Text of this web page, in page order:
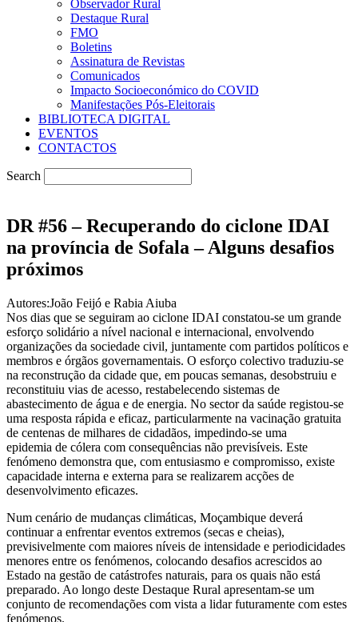
Observador Rural
Destaque Rural
FMO
Boletins
Assinatura de Revistas
Comunicados
Impacto Socioeconómico do COVID
Manifestações Pós-Eleitorais
BIBLIOTECA DIGITAL
EVENTOS
CONTACTOS
Search
DR #56 – Recuperando do ciclone IDAI
na província de Sofala – Alguns desafios
próximos
Autores:João Feijó e Rabia Aiuba
Nos dias que se seguiram ao ciclone IDAI constatou-se um grande
esforço solidário a nível nacional e internacional, envolvendo
organizações da sociedade civil, juntamente com partidos políticos e
membros e órgãos governamentais. O esforço colectivo traduziu-se
na reconstrução da cidade que, em poucas semanas, desobstruiu e
reconstituiu vias de acesso, restabelecendo sistemas de
abastecimento de água e de energia. No sector da saúde registou-se
uma resposta rápida e eficaz, particularmente na vacinação gratuita
de centenas de milhares de cidadãos, impedindo-se uma
epidemia de cólera com consequências não previsíveis. Este
fenómeno demonstra que, com entusiasmo e compromisso, existe
capacidade interna e externa para se realizarem acções de
desenvolvimento eficazes.
Num cenário de mudanças climáticas, Moçambique deverá
continuar a enfrentar eventos extremos (secas e cheias),
previsivelmente com maiores níveis de intensidade e periodicidades
menores entre os fenómenos, colocando desafios acrescidos ao
Estado na gestão de catástrofes naturais, para os quais não está
preparado. Ao longo deste Destaque Rural apresentam-se um
conjunto de recomendações com vista a lidar futuramente com estes
fenómenos.